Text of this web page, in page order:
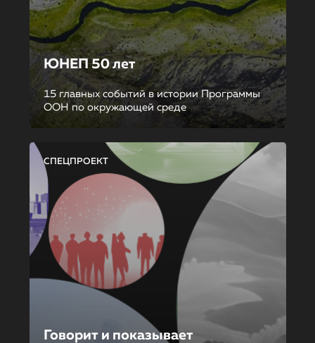
ЮНЕП 50 лет
15 главных событий в истории Программы
ООН по окружающей среде
СПЕЦПРОЕКТ
Говорит и показывает